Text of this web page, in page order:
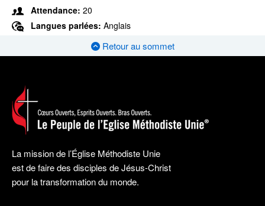
Attendance: 20
Langues parlées: Anglais
Retour au sommet
La mission de l’Église Méthodiste Unie
est de faire des disciples de Jésus-Christ
pour la transformation du monde.